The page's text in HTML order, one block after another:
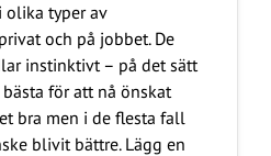
olika typer av
och på jobbet. De
instinktivt – på det sätt
för att nå önskat
bra men i de flesta fall
blivit bättre. Lägg en